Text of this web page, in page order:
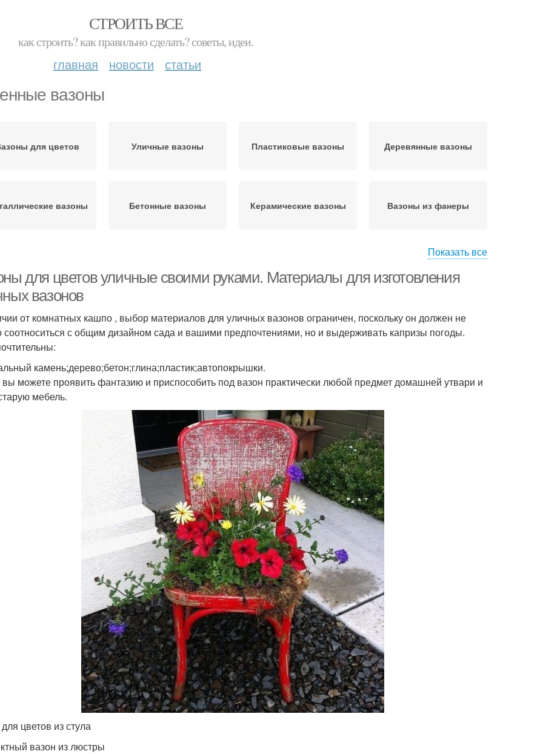
СТРОИТЬ ВСЕ
как строить? как правильно сделать? советы, идеи.
главная новости статьи
вазоны
для цветов Уличные вазоны Пластиковые вазоны Деревянные вазоны
вазоны Бетонные вазоны Керамические вазоны Вазоны из фанеры
Показать все
для цветов уличные своими руками. Материалы для изготовления
вазонов
от комнатных кашпо , выбор материалов для уличных вазонов ограничен, поскольку он должен не
соотноситься с общим дизайном сада и вашими предпочтениями, но и выдерживать капризы погоды.
камень;дерево;бетон;глина;пластик;автопокрышки.
можете проявить фантазию и приспособить под вазон практически любой предмет домашней утвари и
мебель.
цветов из стула
вазон из люстры